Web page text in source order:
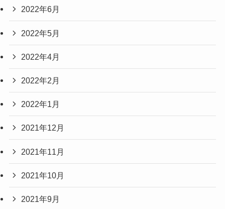
2022年6月
2022年5月
2022年4月
2022年2月
2022年1月
2021年12月
2021年11月
2021年10月
2021年9月